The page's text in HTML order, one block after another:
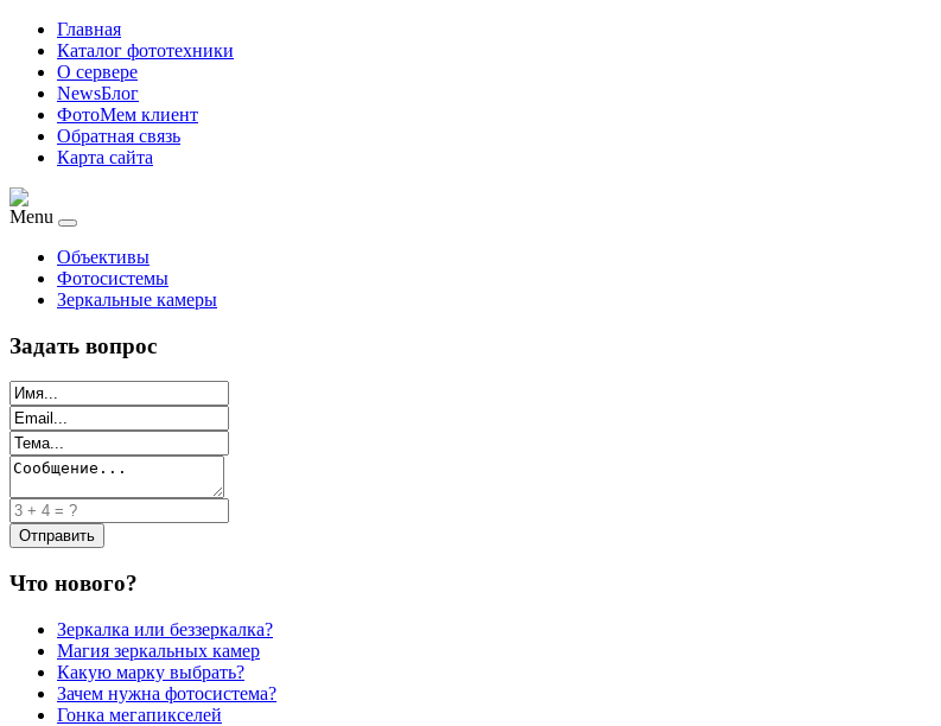
Главная
Каталог фототехники
О сервере
NewsБлог
ФотоМем клиент
Обратная связь
Карта сайта
Menu
Объективы
Фотосистемы
Зеркальные камеры
Задать вопрос
Что нового?
Зеркалка или беззеркалка?
Магия зеркальных камер
Какую марку выбрать?
Зачем нужна фотосистема?
Гонка мегапикселей